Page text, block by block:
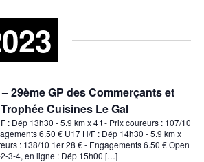
29ème GP des Commerçants et
Cuisines Le Gal
: Dép 13h30 - 5.9 km x 4 t - Prix coureurs : 107/10
6.50 € U17 H/F : Dép 14h30 - 5.9 km x
: 138/10 1er 28 € - Engagements 6.50 € Open
3-4, en ligne : Dép 15h00 […]